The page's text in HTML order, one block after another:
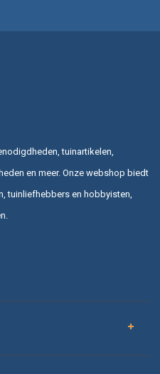
tuinartikelen,
en meer. Onze webshop biedt
tuinliefhebbers en hobbyisten,